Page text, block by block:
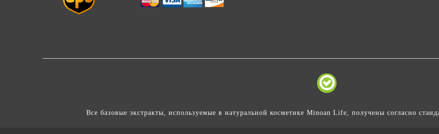
Все базовые экстракты, используемые в натуральной косметике Minoan Life, получены согласно